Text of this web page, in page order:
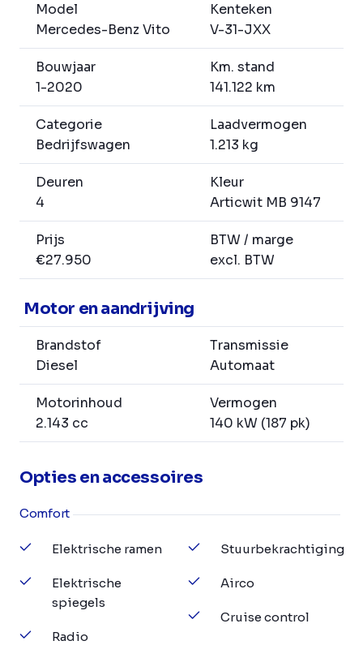
Model
Mercedes-Benz Vito
Kenteken
V-31-JXX
Bouwjaar
1-2020
Km. stand
141.122 km
Categorie
Bedrijfswagen
Laadvermogen
1.213 kg
Deuren
4
Kleur
Articwit MB 9147
Prijs
€27.950
BTW / marge
excl. BTW
Motor en aandrijving
Brandstof
Diesel
Transmissie
Automaat
Motorinhoud
2.143 cc
Vermogen
140 kW (187 pk)
Opties en accessoires
Comfort
Elektrische ramen
Elektrische
spiegels
Radio
Stuurbekrachtiging
Airco
Cruise control